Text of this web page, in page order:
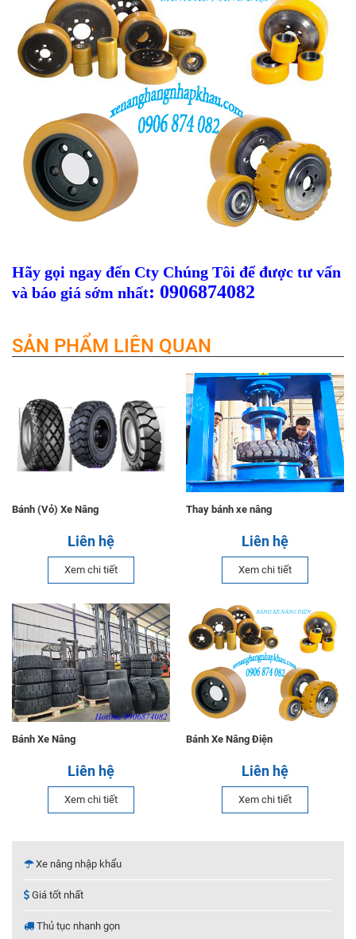
Hãy gọi ngay đến Cty Chúng Tôi để được tư vấn
và báo giá sớm nhất: 0906874082
SẢN PHẨM LIÊN QUAN
Bánh (Vỏ) Xe Nâng
Liên hệ
Xem chi tiết
Thay bánh xe nâng
Liên hệ
Xem chi tiết
Bánh Xe Nâng
Liên hệ
Xem chi tiết
Bánh Xe Nâng Điện
Liên hệ
Xem chi tiết
Xe nâng nhập khẩu
Giá tốt nhất
Thủ tục nhanh gọn